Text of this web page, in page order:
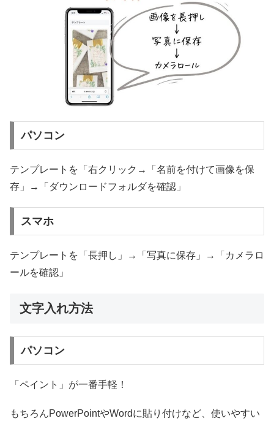
パソコン
テンプレートを「右クリック→「名前を付けて画像を保
存」→「ダウンロードフォルダを確認」
スマホ
テンプレートを「長押し」→「写真に保存」→「カメラロ
ールを確認」
文字入れ方法
パソコン
「ペイント」が一番手軽！
もちろんPowerPointやWordに貼り付けなど、使いやすい